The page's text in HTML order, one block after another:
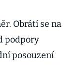
Obrátí se na
podpory
posouzení